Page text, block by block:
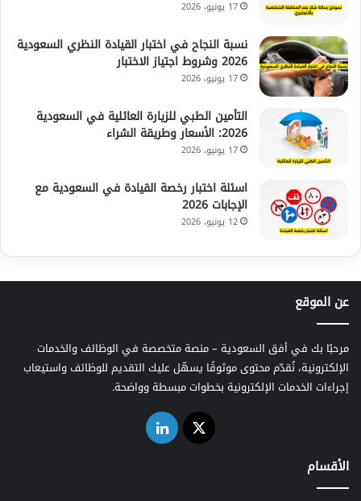
17 يونيو، 2026
نسبة النجاح في اختبار القيادة النظري السعودية
2026 وشروط اجتياز الاختبار
17 يونيو، 2026
التأمين الطبي للزيارة العائلية في السعودية
2026: الأسعار وطريقة الشراء
17 يونيو، 2026
اسئلة اختبار رخصة القيادة في السعودية مع
الإجابات 2026
12 يونيو، 2026
عن الموقع
مرحبًا بك في أفق السعودية – منصة متخصصة في الوظائف والخدمات
الإلكترونية، نُقدّم محتوى موثوقًا يسهّل عليك التقديم للوظائف واستيعاب
إجراءات الخدمات الإلكترونية بخطوات مبسطة وواضحة.
‫X لينكدإن
الأقسام